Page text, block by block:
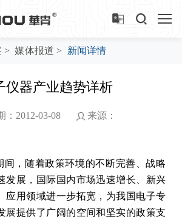
> 媒体报道 > 新闻详情
仪器产业趋势详析
：2012-03-08 来源：
间，随着政策环境的不断完善、战略
发展，国际国内市场迅速增长、新兴
应用领域进一步拓宽，为我国电子专
展提供了广阔的空间和坚实的政策支